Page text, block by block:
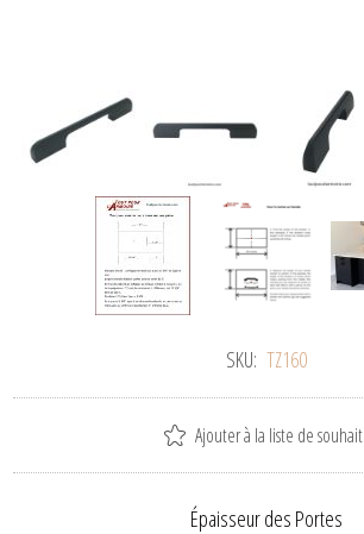
SKU: TZ160
Ajouter à la liste de souhait
Épaisseur des Portes